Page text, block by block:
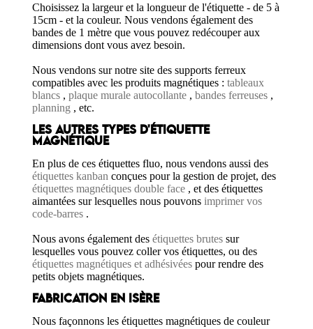
Choisissez la largeur et la longueur de l'étiquette - de 5 à
15cm - et la couleur. Nous vendons également des
bandes de 1 mètre que vous pouvez redécouper aux
dimensions dont vous avez besoin.
Nous vendons sur notre site des supports ferreux
compatibles avec les produits magnétiques :tableaux
blancs ,plaque murale autocollante ,bandes ferreuses ,
planning , etc.
LES AUTRES TYPES D'ÉTIQUETTE
MAGNÉTIQUE
En plus de ces étiquettes fluo, nous vendons aussi des
étiquettes kanban conçues pour la gestion de projet, des
étiquettes magnétiques double face , et des étiquettes
aimantées sur lesquelles nous pouvonsimprimer vos
code-barres .
Nous avons également desétiquettes brutes sur
lesquelles vous pouvez coller vos étiquettes, ou des
étiquettes magnétiques et adhésivées pour rendre des
petits objets magnétiques.
FABRICATION EN ISÈRE
Nous façonnons les étiquettes magnétiques de couleur